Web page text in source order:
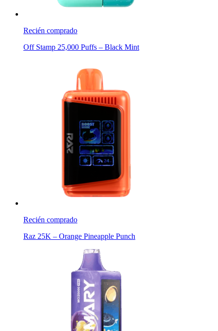
Recién comprado
Off Stamp 25,000 Puffs – Black Mint
Recién comprado
Raz 25K – Orange Pineapple Punch